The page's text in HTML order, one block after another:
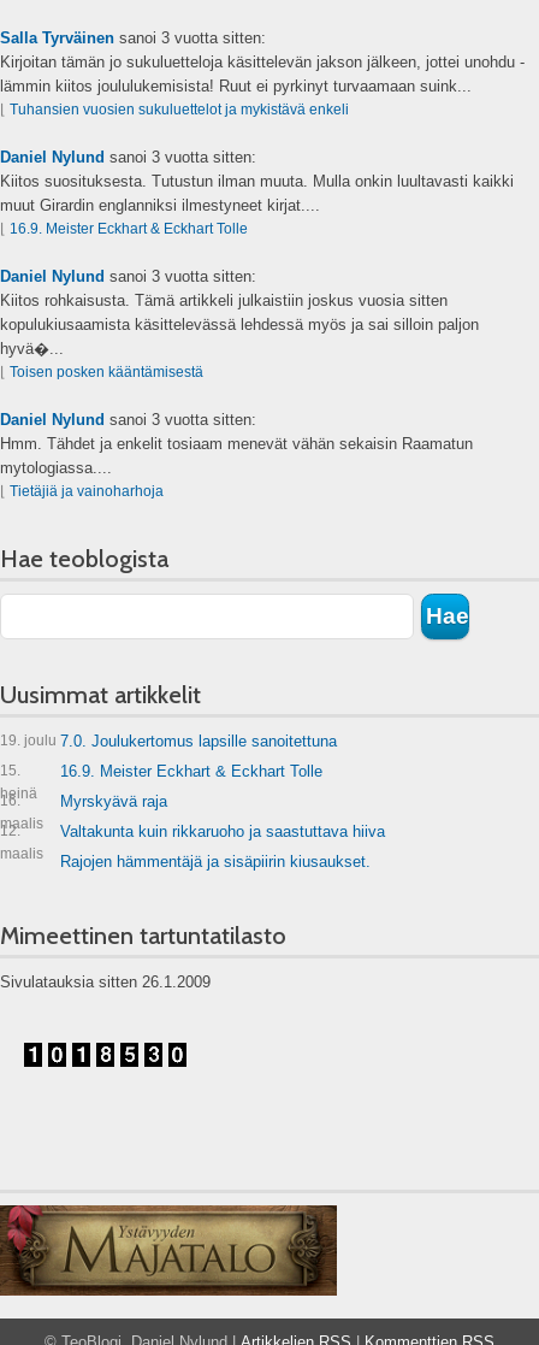
Salla Tyrväinen sanoi 3 vuotta sitten:
Kirjoitan tämän jo sukuluetteloja käsittelevän jakson jälkeen, jottei unohdu -
lämmin kiitos joululukemisista! Ruut ei pyrkinyt turvaamaan suink...
⌊ Tuhansien vuosien sukuluettelot ja mykistävä enkeli
Daniel Nylund sanoi 3 vuotta sitten:
Kiitos suosituksesta. Tutustun ilman muuta. Mulla onkin luultavasti kaikki
muut Girardin englanniksi ilmestyneet kirjat....
⌊ 16.9. Meister Eckhart & Eckhart Tolle
Daniel Nylund sanoi 3 vuotta sitten:
Kiitos rohkaisusta. Tämä artikkeli julkaistiin joskus vuosia sitten
kopulukiusaamista käsittelevässä lehdessä myös ja sai silloin paljon
hyvä�...
⌊ Toisen posken kääntämisestä
Daniel Nylund sanoi 3 vuotta sitten:
Hmm. Tähdet ja enkelit tosiaam menevät vähän sekaisin Raamatun
mytologiassa....
⌊ Tietäjiä ja vainoharhoja
Hae teoblogista
Uusimmat artikkelit
19. joulu 7.0. Joulukertomus lapsille sanoitettuna
15.
heinä
16.9. Meister Eckhart & Eckhart Tolle
16.
maalis
Myrskyävä raja
12.
maalis
Valtakunta kuin rikkaruoho ja saastuttava hiiva
Rajojen hämmentäjä ja sisäpiirin kiusaukset.
Mimeettinen tartuntatilasto
Sivulatauksia sitten 26.1.2009